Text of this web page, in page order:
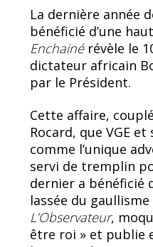
La dernière année
bénéficié d’une
Enchainé révèle le
dictateur africain
par le Président.
Cette affaire,
Rocard, que VGE
comme l’unique
servi de tremplin
dernier a bénéficié
lassée du
L’Observateur,
être roi » et publie